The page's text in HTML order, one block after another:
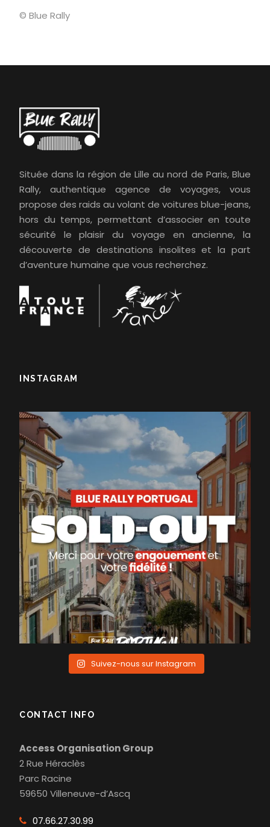
© Blue Rally
Située dans la région de Lille au nord de Paris, Blue
Rally, authentique agence de voyages, vous
propose des raids au volant de voitures blue-jeans,
hors du temps, permettant d’associer en toute
sécurité le plaisir du voyage en ancienne, la
découverte de destinations insolites et la part
d’aventure humaine que vous recherchez.
INSTAGRAM
Suivez-nous sur Instagram
CONTACT INFO
Access Organisation Group
2 Rue Héraclès
Parc Racine
59650 Villeneuve-d’Ascq
07.66.27.30.99